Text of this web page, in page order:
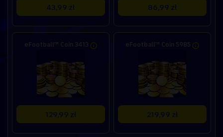
43,99 zł 86,99 zł
eFootball™ Coin 3413
129,99 zł
eFootball™ Coin 5985
219,99 zł